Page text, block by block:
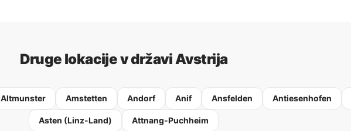
Druge lokacije v državi Avstrija
Altmunster Amstetten Andorf Anif Ansfelden Antiesenhofen
Asten (Linz-Land) Attnang-Puchheim